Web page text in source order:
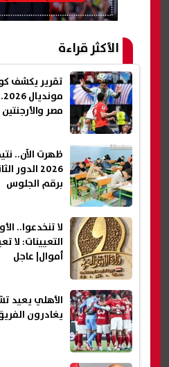
الأكثر قراءة
تقرير يكشف
مصر
ظهرت الآن..
2026
برقم الجلوس
لا تنخدعوا..
التعيينات: لا
أموال| عاجل
يغادرون